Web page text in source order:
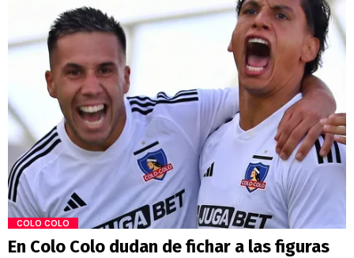
COLO COLO
En Colo Colo dudan de fichar a las figuras